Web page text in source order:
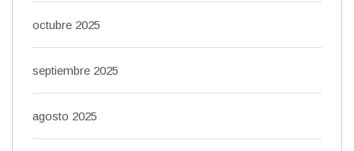
octubre 2025
septiembre 2025
agosto 2025